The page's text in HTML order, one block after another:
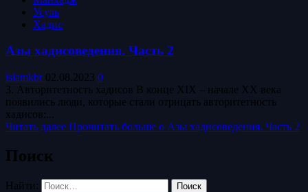
Усуль
Хадис
Азы хадисоведения. Часть 2
islamkbr 02.08.2023 0
3. Авторитетность хадисов В конце XIX – начале XX века
появились люди, которые стали отрицать авторитетность
хадисов:...
Читать далее Прочитать больше о Азы хадисоведения. Часть 2
Поиск
Найти: